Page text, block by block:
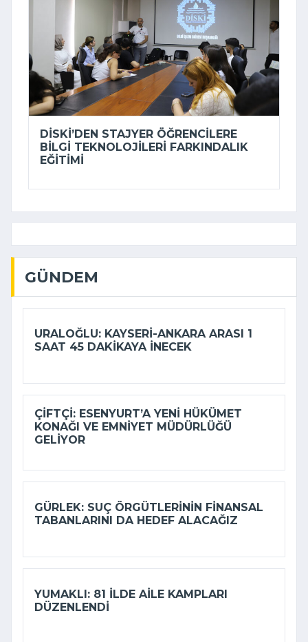
DİSKİ’DEN STAJYER ÖĞRENCILERE
BILGI TEKNOLOJILERI FARKINDALIK
EĞITIMI
GÜNDEM
URALOĞLU: KAYSERI-ANKARA ARASI 1
SAAT 45 DAKIKAYA INECEK
ÇIFTÇI: ESENYURT’A YENI HÜKÜMET
KONAĞI VE EMNIYET MÜDÜRLÜĞÜ
GELIYOR
GÜRLEK: SUÇ ÖRGÜTLERININ FINANSAL
TABANLARINI DA HEDEF ALACAĞIZ
YUMAKLI: 81 ILDE AILE KAMPLARI
DÜZENLENDI